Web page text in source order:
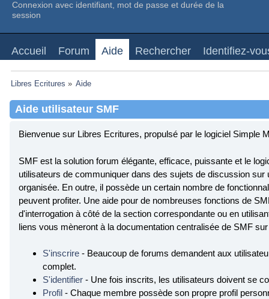
Connexion avec identifiant, mot de passe et durée de la
session
Accueil Forum Aide Rechercher Identifiez-
Libres Ecritures » Aide
Aide utilisateur SMF
Bienvenue sur Libres Ecritures, propulsé par le logiciel Simple
SMF est la solution forum élégante, efficace, puissante et le
utilisateurs de communiquer dans des sujets de discussion sur
organisée. En outre, il possède un certain nombre de
peuvent profiter. Une aide pour de nombreuses fonctions de
d'interrogation à côté de la section correspondante ou en
liens vous mèneront à la documentation centralisée de SMF
S'inscrire - Beaucoup de forums demandent aux
complet.
S'identifier - Une fois inscrits, les utilisateurs doivent se
Profil - Chaque membre possède son propre profil